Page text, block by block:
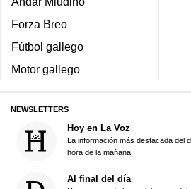
Forza Breo
Fútbol gallego
Motor gallego
NEWSLETTERS
Hoy en La Voz
La información más destacada del
hora de la mañana
Al final del día